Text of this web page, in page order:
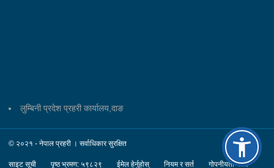
लुम्बिनी प्रदेश प्रहरी कार्यालय,दाङ
© २०२१ - नेपाल प्रहरी । सर्वाधिकार सुरक्षित
साइट सूची पृष्ठ भ्रमण: ५९८२९ ईमेल हेर्नुहोस् नियम र सर्त गोपनीयता नीति